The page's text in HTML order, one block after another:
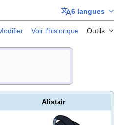
6 langues
Voir l’historique Outils
Alistair